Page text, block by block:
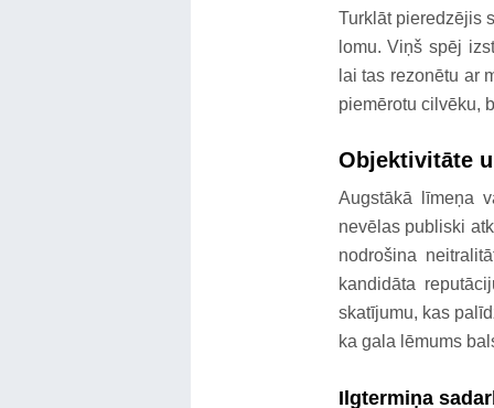
Turklāt pieredzējis
lomu. Viņš spēj
lai tas rezonētu ar
piemērotu cilvēku,
Objektivitāte
Augstākā līmeņa
nevēlas publiski
nodrošina
kandidāta
skatījumu, kas
ka gala lēmums
Ilgtermiņa